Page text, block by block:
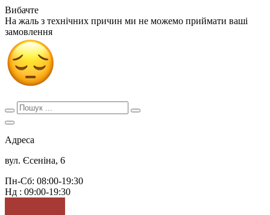
Вибачте
На жаль з технічних причин ми не можемо приймати ваші
замовлення
Адреса
вул. Єсеніна, 6
Пн-Сб: 08:00-19:30
Нд : 09:00-19:30